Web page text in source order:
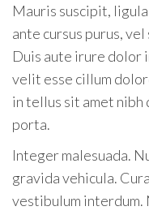
Mauris suscipit,
ante cursus purus,
Duis aute irure dolor
velit esse cillum
in tellus sit amet
porta.
Integer malesuada.
gravida vehicula.
vestibulum interdum.